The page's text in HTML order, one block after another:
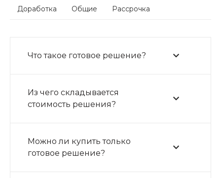
Доработка Общие Рассрочка
Что такое готовое решение?
Из чего складывается
стоимость решения?
Можно ли купить только
готовое решение?